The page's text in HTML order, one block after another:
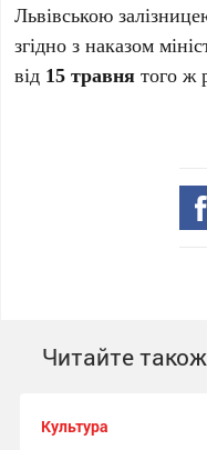
Львівською
згідно з наказом
від 15 травня того ж
Читайте також
Культура